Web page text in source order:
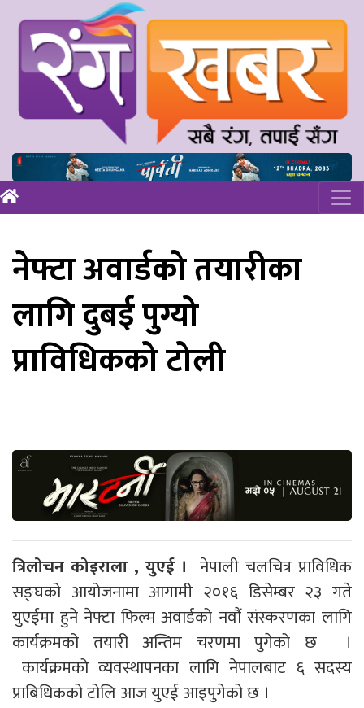
नेफ्टा अवार्डको तयारीका
लागि दुबई पुग्यो
प्राविधिकको टोली
त्रिलोचन कोइराला , युएई । नेपाली चलचित्र प्राविधिक
सङ्घको आयोजनामा आगामी २०१६ डिसेम्बर २३ गते
युएईमा हुने नेफ्टा फिल्म अवार्डको नवौं संस्करणका लागि
कार्यक्रमको तयारी अन्तिम चरणमा पुगेको छ ।
कार्यक्रमको व्यवस्थापनका लागि नेपालबाट ६ सदस्य
प्राबिधिकको टोलि आज युएई आइपुगेको छ ।